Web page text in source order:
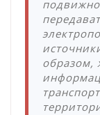
образом,